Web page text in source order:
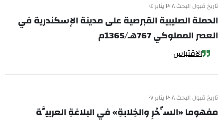
تاريخ قبول البحث ٢٠١٨ يناير ٠٤
الحملة الصليبية القبرصية على مدينة الإسكندرية في
العصر المملوكي 767هـ/1365م
الاقتباس
تاريخ قبول البحث ٢٠١٨ يناير ٠٧
مفهوما «السِّحْرِ والخِلابةِ» في البلاغةِ العربيَّة